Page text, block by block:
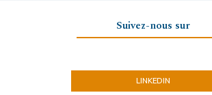
Suivez-nous sur
LINKEDIN